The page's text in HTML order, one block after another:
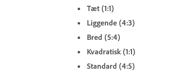
Tæt (1:1)
Liggende (4:3)
Bred (5:4)
Kvadratisk (1:1)
Standard (4:5)